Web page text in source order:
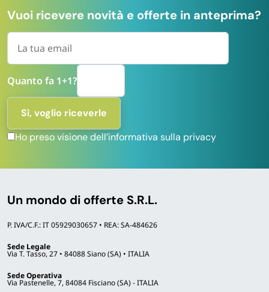
Vuoi ricevere novità e offerte in anteprima?
Quanto fa 1+1?
Ho preso visione dell’informativa sulla privacy
Un mondo di offerte S.R.L.
P. IVA/C.F.: IT 05929030657 • REA: SA-484626
Sede Legale
Via T. Tasso, 27 • 84088 Siano (SA) • ITALIA
Sede Operativa
Via Pastenelle, 7, 84084 Fisciano (SA) - ITALIA